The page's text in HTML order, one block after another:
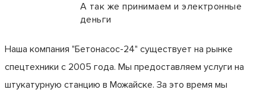
А так же принимаем и электронные
деньги
Наша компания "Бетонасос-24" существует на рынке
спецтехники с 2005 года. Мы предоставляем услуги на
штукатурную станцию в Можайске. За это время мы